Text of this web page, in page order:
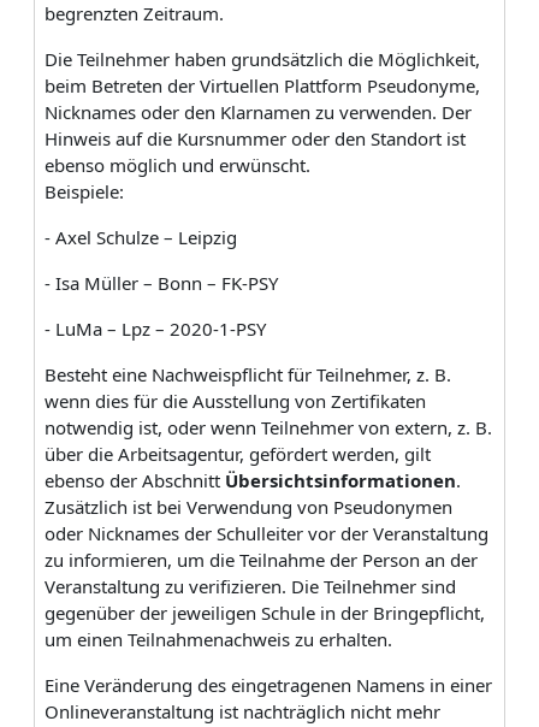
begrenzten Zeitraum.
Die Teilnehmer haben grundsätzlich die Möglichkeit,
beim Betreten der Virtuellen Plattform Pseudonyme,
Nicknames oder den Klarnamen zu verwenden. Der
Hinweis auf die Kursnummer oder den Standort ist
ebenso möglich und erwünscht.
Beispiele:
- Axel Schulze – Leipzig
- Isa Müller – Bonn – FK-PSY
- LuMa – Lpz – 2020-1-PSY
Besteht eine Nachweispflicht für Teilnehmer, z. B.
wenn dies für die Ausstellung von Zertifikaten
notwendig ist, oder wenn Teilnehmer von extern, z. B.
über die Arbeitsagentur, gefördert werden, gilt
ebenso der Abschnitt Übersichtsinformationen.
Zusätzlich ist bei Verwendung von Pseudonymen
oder Nicknames der Schulleiter vor der Veranstaltung
zu informieren, um die Teilnahme der Person an der
Veranstaltung zu verifizieren. Die Teilnehmer sind
gegenüber der jeweiligen Schule in der Bringepflicht,
um einen Teilnahmenachweis zu erhalten.
Eine Veränderung des eingetragenen Namens in einer
Onlineveranstaltung ist nachträglich nicht mehr